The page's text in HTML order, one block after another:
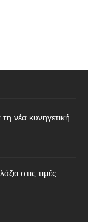
νέα κυνηγετική
στις τιμές